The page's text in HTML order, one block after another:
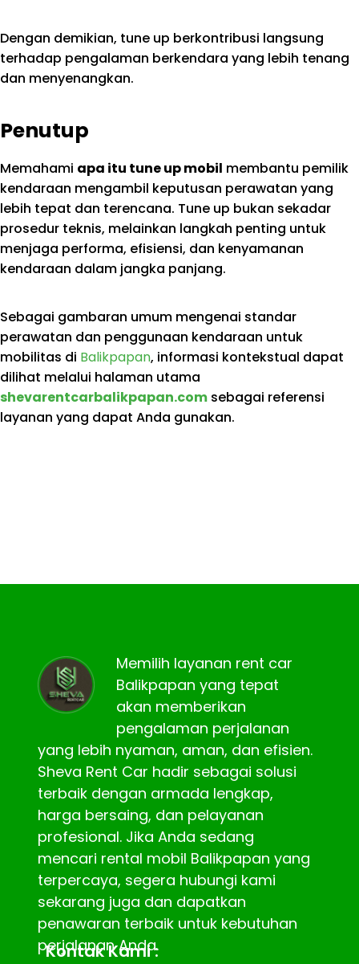
Dengan demikian, tune up berkontribusi langsung
terhadap pengalaman berkendara yang lebih tenang
dan menyenangkan.
Penutup
Memahami apa itu tune up mobil membantu pemilik
kendaraan mengambil keputusan perawatan yang
lebih tepat dan terencana. Tune up bukan sekadar
prosedur teknis, melainkan langkah penting untuk
menjaga performa, efisiensi, dan kenyamanan
kendaraan dalam jangka panjang.
Sebagai gambaran umum mengenai standar
perawatan dan penggunaan kendaraan untuk
mobilitas di Balikpapan, informasi kontekstual dapat
dilihat melalui halaman utama
shevarentcarbalikpapan.com sebagai referensi
layanan yang dapat Anda gunakan.
Memilih layanan rent car
Balikpapan yang tepat
akan memberikan
pengalaman perjalanan
yang lebih nyaman, aman, dan efisien.
Sheva Rent Car hadir sebagai solusi
terbaik dengan armada lengkap,
harga bersaing, dan pelayanan
profesional. Jika Anda sedang
mencari rental mobil Balikpapan yang
terpercaya, segera hubungi kami
sekarang juga dan dapatkan
penawaran terbaik untuk kebutuhan
perjalanan Anda.
Kontak Kami :